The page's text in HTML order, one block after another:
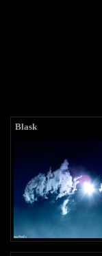
Blask